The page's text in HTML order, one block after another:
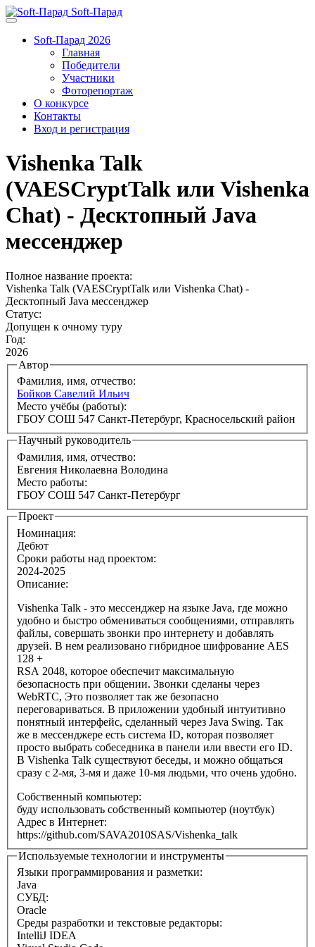
Soft-Парад
Soft-Парад 2026
Главная
Победители
Участники
Фоторепортаж
О конкурсе
Контакты
Вход и регистрация
Vishenka Talk
(VAESCryptTalk или Vishenka
Chat) - Десктопный Java
мессенджер
Полное название проекта:
Vishenka Talk (VAESCryptTalk или Vishenka Chat) -
Десктопный Java мессенджер
Статус:
Допущен к очному туру
Год:
2026
Автор
Фамилия, имя, отчество:
Бойков Савелий Ильич
Место учёбы (работы):
ГБОУ СОШ 547 Санкт-Петербург, Красносельский район
Научный руководитель
Фамилия, имя, отчество:
Евгения Николаевна Володина
Место работы:
ГБОУ СОШ 547 Санкт-Петербург
Проект
Номинация:
Дебют
Сроки работы над проектом:
2024-2025
Описание:
Vishenka Talk - это мессенджер на языке Java, где можно
удобно и быстро обмениваться сообщениями, отправлять
файлы, совершать звонки про интернету и добавлять
друзей. В нем реализовано гибридное шифрование AES
128 +
RSA 2048, которое обеспечит максимальную
безопасность при общении. Звонки сделаны через
WebRTC, Это позволяет так же безопасно
переговариваться. В приложении удобный интуитивно
понятный интерфейс, сделанный через Java Swing. Так
же в мессенджере есть система ID, которая позволяет
просто выбрать собеседника в панели или ввести его ID.
В Vishenka Talk существуют беседы, и можно общаться
сразу с 2-мя, 3-мя и даже 10-мя людьми, что очень удобно.
Собственный компьютер:
буду использовать собственный компьютер (ноутбук)
Адрес в Интернет:
https://github.com/SAVA2010SAS/Vishenka_talk
Используемые технологии и инструменты
Языки программирования и разметки:
Java
СУБД:
Oracle
Среды разработки и текстовые редакторы:
IntelliJ IDEA